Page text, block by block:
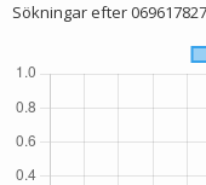
Sökningar efter